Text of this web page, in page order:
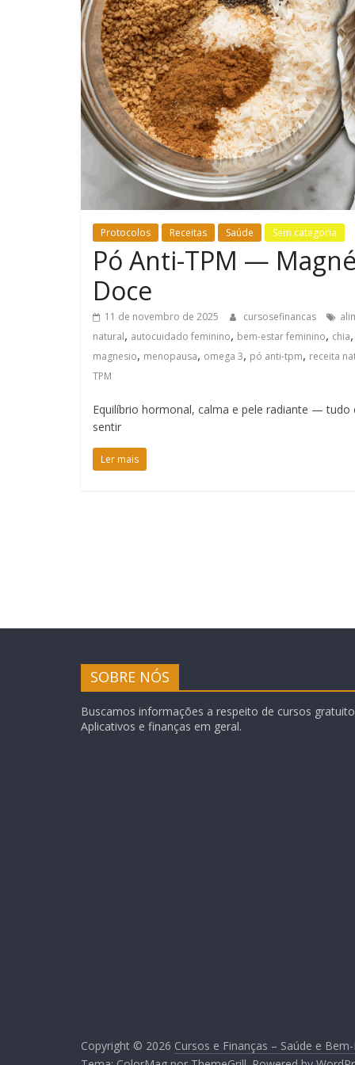
Protocolos Receitas Saúde Sem categoria
Pó Anti-TPM —
Doce
11 de novembro de 2025 cursosefinancas
natural, autocuidado feminino, bem-estar feminino, chia,
magnesio, menopausa, omega 3, pó anti-tpm, receita
TPM
Equilíbrio hormonal, calma e pele radiante —
sentir
Ler mais
SOBRE NÓS
Buscamos informações a respeito de cursos
Aplicativos e finanças em geral.
Copyright © 2026 Cursos e Finanças – Saúde e